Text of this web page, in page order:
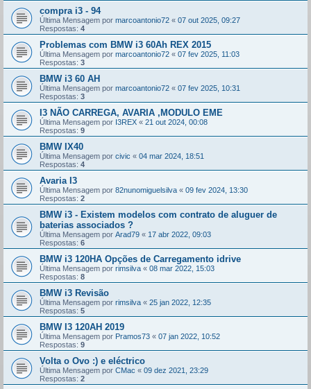
compra i3 - 94
Última Mensagem por marcoantonio72 « 07 out 2025, 09:27
Respostas: 4
Problemas com BMW i3 60Ah REX 2015
Última Mensagem por marcoantonio72 « 07 fev 2025, 11:03
Respostas: 3
BMW i3 60 AH
Última Mensagem por marcoantonio72 « 07 fev 2025, 10:31
Respostas: 3
I3 NÃO CARREGA, AVARIA ,MODULO EME
Última Mensagem por I3REX « 21 out 2024, 00:08
Respostas: 9
BMW IX40
Última Mensagem por civic « 04 mar 2024, 18:51
Respostas: 4
Avaria I3
Última Mensagem por 82nunomiguelsilva « 09 fev 2024, 13:30
Respostas: 2
BMW i3 - Existem modelos com contrato de aluguer de
baterias associados ?
Última Mensagem por Arad79 « 17 abr 2022, 09:03
Respostas: 6
BMW i3 120HA Opções de Carregamento idrive
Última Mensagem por rimsilva « 08 mar 2022, 15:03
Respostas: 8
BMW i3 Revisão
Última Mensagem por rimsilva « 25 jan 2022, 12:35
Respostas: 5
BMW I3 120AH 2019
Última Mensagem por Pramos73 « 07 jan 2022, 10:52
Respostas: 9
Volta o Ovo :) e eléctrico
Última Mensagem por CMac « 09 dez 2021, 23:29
Respostas: 2